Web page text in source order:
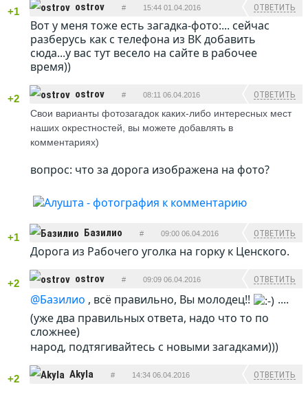
+1 ostrov # 15:44 01.04.2016 ОТВЕТИТЬ
Вот у меня тоже есть загадка-фото:... сейчас
разберусь как с телефона из ВК добавить
сюда...у вас тут весело на сайте в рабочее
время))
+2 ostrov # 08:11 06.04.2016 ОТВЕТИТЬ
Свои варианты фотозагадок каких-либо интересных мест
наших окрестностей, вы можете добавлять в
комментариях)
вопрос: что за дорога изображена на фото?
+1 Базилио # 09:00 06.04.2016 ОТВЕТИТЬ
Дорога из Рабочего уголка на горку к Ценского.
+2 ostrov # 09:09 06.04.2016 ОТВЕТИТЬ
@Базилио , всё правильно, Вы молодец!!
....
(уже два правильных ответа, надо что то по
сложнее)
народ, подтягивайтесь с новыми загадками)))
+2 Akyla # 14:34 06.04.2016 ОТВЕТИТЬ